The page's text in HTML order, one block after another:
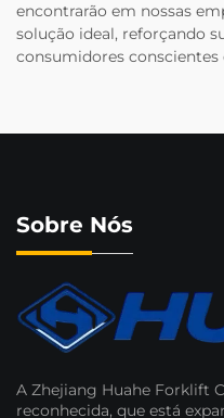
encontrarão em nossas
solução ideal, reforçando
consumidores
Sobre Nós
A Zhejiang Huahe Forklift
reconhecida, que está